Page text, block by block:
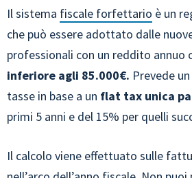
Il sistema fiscale forfettario è un
che può essere adottato dalle
professionali con un reddito annuo
inferiore agli 85.000€. Prevede
tasse in base a un flat tax unica
primi 5 anni e del 15% per quelli
Il calcolo viene effettuato sulle